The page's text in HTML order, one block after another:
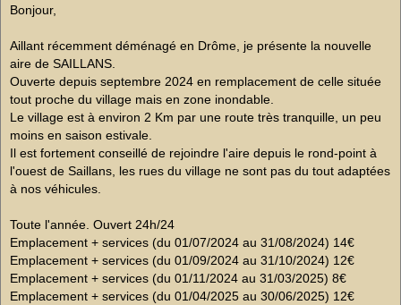
s
s
g
e
n
n
l
u
Bonjour,
Aillant récemment déménagé en Drôme, je présente la nouvelle
aire de SAILLANS.
Ouverte depuis septembre 2024 en remplacement de celle située
tout proche du village mais en zone inondable.
Le village est à environ 2 Km par une route très tranquille, un peu
moins en saison estivale.
Il est fortement conseillé de rejoindre l'aire depuis le rond-point à
l'ouest de Saillans, les rues du village ne sont pas du tout adaptées
à nos véhicules.
Toute l'année. Ouvert 24h/24
Emplacement + services (du 01/07/2024 au 31/08/2024) 14€
Emplacement + services (du 01/09/2024 au 31/10/2024) 12€
Emplacement + services (du 01/11/2024 au 31/03/2025) 8€
Emplacement + services (du 01/04/2025 au 30/06/2025) 12€